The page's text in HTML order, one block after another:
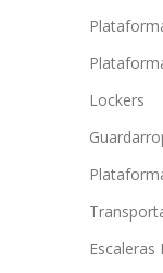
Lockers
Escaleras